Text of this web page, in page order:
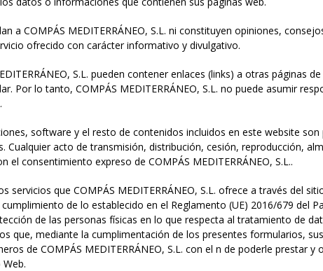
a COMPÁS MEDITERRÁNEO, S.L. ni constituyen opiniones,
ofrecido con carácter informativo y divulgativo.
S.L. pueden contener enlaces (links) a otras páginas
Por lo tanto, COMPÁS MEDITERRÁNEO, S.L. no puede asumir
software y el resto de contenidos incluidos en este website son
Cualquier acto de transmisión, distribución, cesión, reproducción,
consentimiento expreso de COMPÁS MEDITERRÁNEO, S.L..
servicios que COMPÁS MEDITERRÁNEO, S.L. ofrece a través del
de lo establecido en el Reglamento (UE) 2016/679 del
de las personas físicas en lo que respecta al tratamiento de
que, mediante la cumplimentación de los presentes formularios,
de COMPÁS MEDITERRÁNEO, S.L. con el fin de poderle prestar